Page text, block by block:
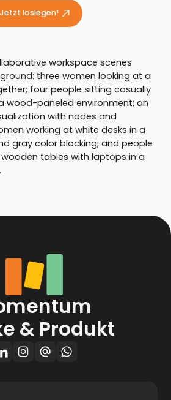
Jetzt loslegen!
& Produkt